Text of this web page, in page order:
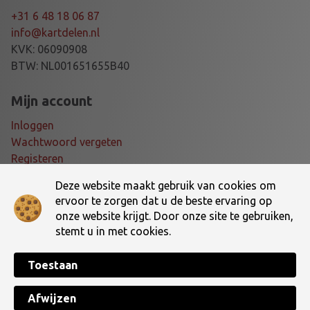
Deze website maakt gebruik van cookies om
ervoor te zorgen dat u de beste ervaring op
onze website krijgt. Door onze site te gebruiken,
stemt u in met cookies.
Toestaan
Afwijzen
4
0
a
a
t
l
+31 6 48 18 06 87
info@kartdelen.nl
KVK: 06090908
BTW: NL001651655B40
Mijn account
Inloggen
Wachtwoord vergeten
Registeren
Voorwaarden
Algemene voorwaarden
Verzending- en retourbeleid
Copyright © 2026 Dé online kartshop van Nederland! | Kartdelen.nl. All
Rights Reserved.